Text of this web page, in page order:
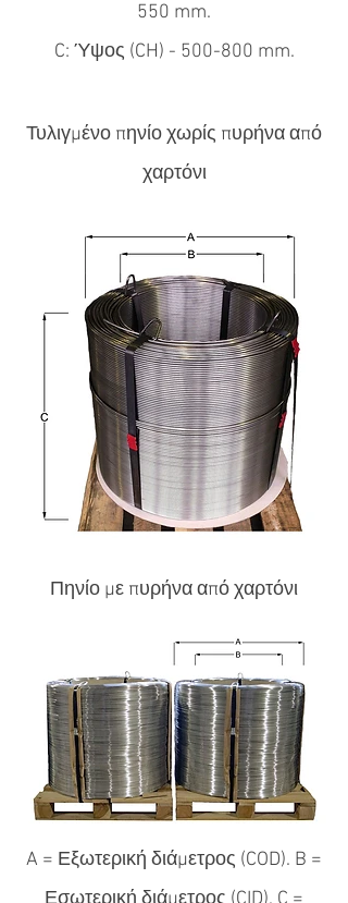
550 mm.
C: Ύψος (CH) - 500-800 mm.
Τυλιγμένο πηνίο χωρίς πυρήνα από
χαρτόνι
Πηνίο με πυρήνα από χαρτόνι
A = Εξωτερική διάμετρος (COD). B =